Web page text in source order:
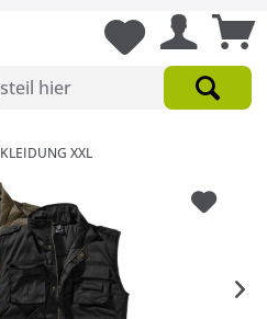
KLEIDUNG XXL